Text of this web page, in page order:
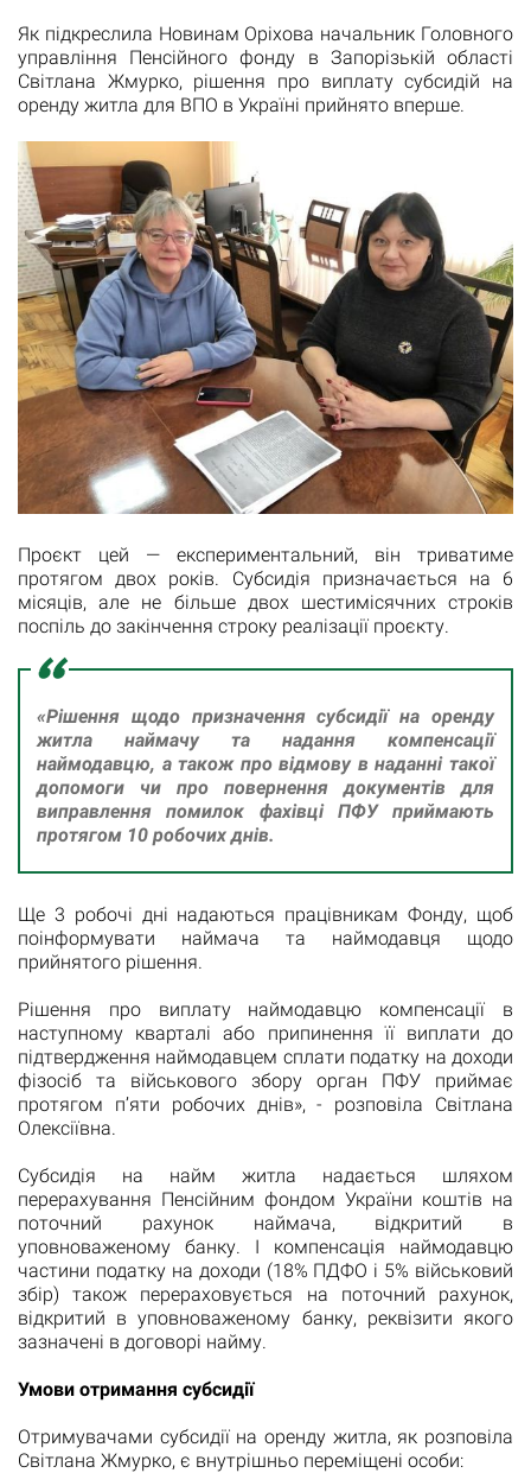
Як підкреслила Новинам Оріхова начальник Головного
управління Пенсійного фонду в Запорізькій області
Світлана Жмурко, рішення про виплату субсидій на
оренду житла для ВПО в Україні прийнято вперше.
Проєкт цей — експериментальний, він триватиме
протягом двох років. Субсидія призначається на 6
місяців, але не більше двох шестимісячних строків
поспіль до закінчення строку реалізації проєкту.
«Рішення щодо призначення субсидії на оренду
житла наймачу та надання компенсації
наймодавцю, а також про відмову в наданні такої
допомоги чи про повернення документів для
виправлення помилок фахівці ПФУ приймають
протягом 10 робочих днів.
Ще 3 робочі дні надаються працівникам Фонду, щоб
поінформувати наймача та наймодавця щодо
прийнятого рішення.
Рішення про виплату наймодавцю компенсації в
наступному кварталі або припинення її виплати до
підтвердження наймодавцем сплати податку на доходи
фізосіб та військового збору орган ПФУ приймає
протягом п’яти робочих днів», - розповіла Світлана
Олексіївна.
Субсидія на найм житла надається шляхом
перерахування Пенсійним фондом України коштів на
поточний рахунок наймача, відкритий в
уповноваженому банку. І компенсація наймодавцю
частини податку на доходи (18% ПДФО і 5% військовий
збір) також перераховується на поточний рахунок,
відкритий в уповноваженому банку, реквізити якого
зазначені в договорі найму.
Умови отримання субсидії
Отримувачами субсидії на оренду житла, як розповіла
Світлана Жмурко, є внутрішньо переміщені особи: